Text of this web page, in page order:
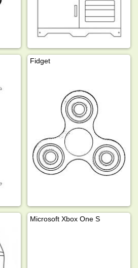
Fidget
Microsoft Xbox One S